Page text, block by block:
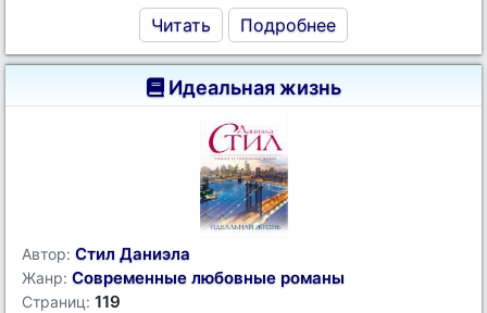
Читать Подробнее
Идеальная жизнь
Автор: Стил Даниэла
Жанр: Современные любовные романы
Страниц: 119